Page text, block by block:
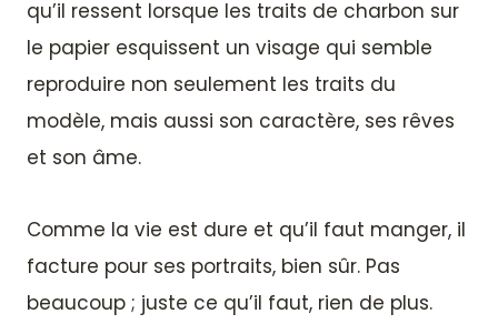
qu’il ressent lorsque les traits de charbon sur
le papier esquissent un visage qui semble
reproduire non seulement les traits du
modèle, mais aussi son caractère, ses rêves
et son âme.
Comme la vie est dure et qu’il faut manger, il
facture pour ses portraits, bien sûr. Pas
beaucoup ; juste ce qu’il faut, rien de plus.